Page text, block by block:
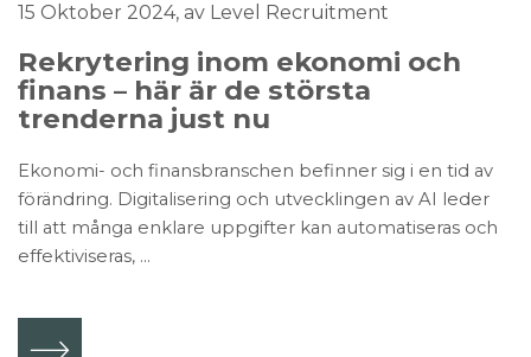
15 Oktober 2024, av Level Recruitment
Rekrytering inom ekonomi och
finans – här är de största
trenderna just nu
Ekonomi- och finansbranschen befinner sig i en tid av
förändring. Digitalisering och utvecklingen av AI leder
till att många enklare uppgifter kan automatiseras och
effektiviseras, ...